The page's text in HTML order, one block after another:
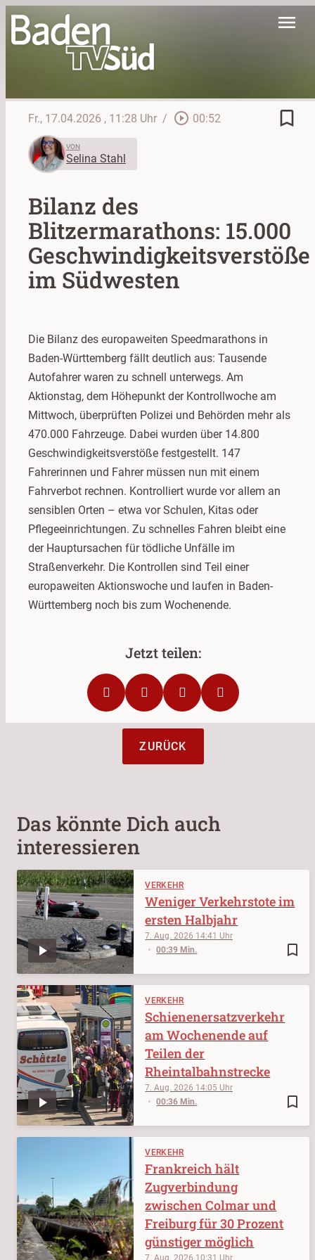
menu
Fr., 17.04.2026 , 11:28 Uhr / play_circle_outline 00:52 bookmark_border
VON
Selina Stahl
Bilanz des
Blitzermarathons: 15.000
Geschwindigkeitsverstöße
im Südwesten
Die Bilanz des europaweiten Speedmarathons in
Baden-Württemberg fällt deutlich aus: Tausende
Autofahrer waren zu schnell unterwegs. Am
Aktionstag, dem Höhepunkt der Kontrollwoche am
Mittwoch, überprüften Polizei und Behörden mehr als
470.000 Fahrzeuge. Dabei wurden über 14.800
Geschwindigkeitsverstöße festgestellt. 147
Fahrerinnen und Fahrer müssen nun mit einem
Fahrverbot rechnen. Kontrolliert wurde vor allem an
sensiblen Orten – etwa vor Schulen, Kitas oder
Pflegeeinrichtungen. Zu schnelles Fahren bleibt eine
der Hauptursachen für tödliche Unfälle im
Straßenverkehr. Die Kontrollen sind Teil einer
europaweiten Aktionswoche und laufen in Baden-
Württemberg noch bis zum Wochenende.
ZURÜCK
Das könnte Dich auch
interessieren
VERKEHR
bookmark_border
7. Aug. 2026 14:41
00:39 Min.
Weniger Verkehrstote im
ersten Halbjahr
VERKEHR
bookmark_border
7. Aug. 2026 14:05
00:36 Min.
Schienenersatzverkehr
am Wochenende auf
Teilen der
Rheintalbahnstrecke
VERKEHR
7. Aug. 2026 10:31
Frankreich hält
Zugverbindung
zwischen Colmar und
Freiburg für 30 Prozent
günstiger möglich